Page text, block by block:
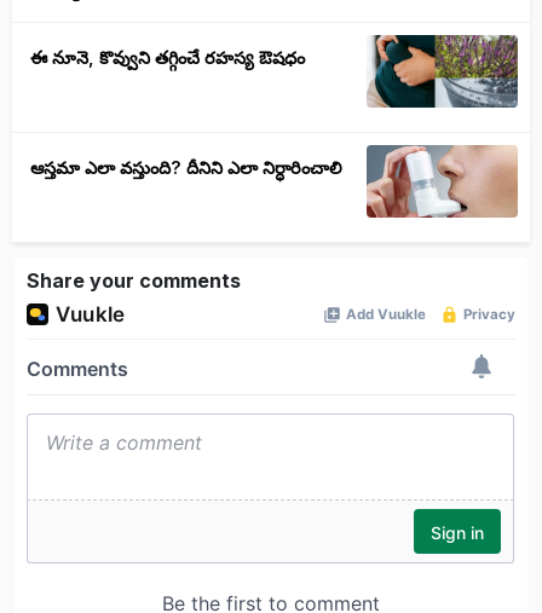
ఈ నూనె, కొవ్వుని తగ్గించే రహస్య ఔషధం
ఆస్తమా ఎలా వస్తుంది? దీనిని ఎలా నిర్ధారించాలి
Share your comments